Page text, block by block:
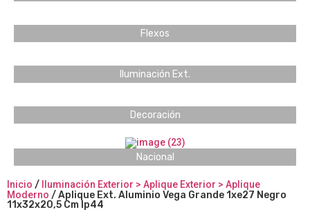
Flexos
Iluminación Ext.
Decoración
Nacional
Inicio /
Iluminación Exterior > Aplique Exterior > Aplique
Moderno / Aplique Ext. Aluminio Vega Grande 1xe27 Negro
11x32x20,5 Cm Ip44